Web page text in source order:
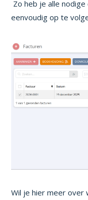
Zo heb je alle
eenvoudig op te
Wil je hier meer over